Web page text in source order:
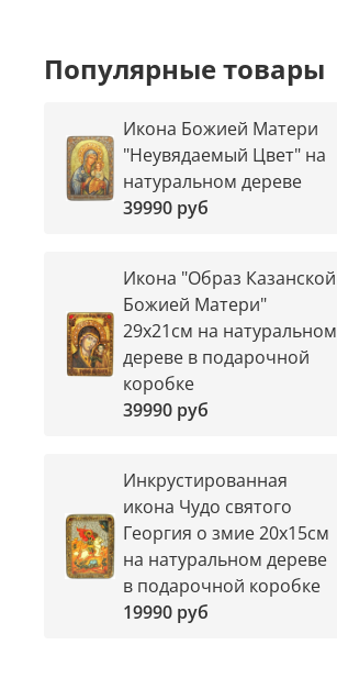
Популярные товары
Икона Божией Матери
"Неувядаемый Цвет" на
натуральном дереве
39990 руб
Икона "Образ Казанской
Божией Матери"
29х21см на натуральном
дереве в подарочной
коробке
39990 руб
Инкрустированная
икона Чудо святого
Георгия о змие 20х15см
на натуральном дереве
в подарочной коробке
19990 руб